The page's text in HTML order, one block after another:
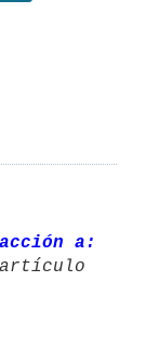
a:
artículo